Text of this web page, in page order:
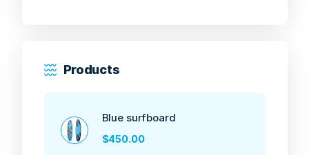
Products
Blue surfboard
$450.00